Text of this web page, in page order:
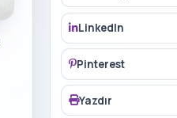
LinkedIn
Pinterest
Yazdır